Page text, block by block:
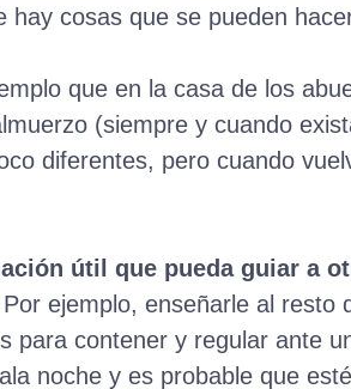
hay cosas que se pueden
que en la casa de los
(siempre y cuando
diferentes, pero cuando
útil que pueda guiar a
Por ejemplo, enseñarle al resto
para contener y regular ante
noche y es probable que